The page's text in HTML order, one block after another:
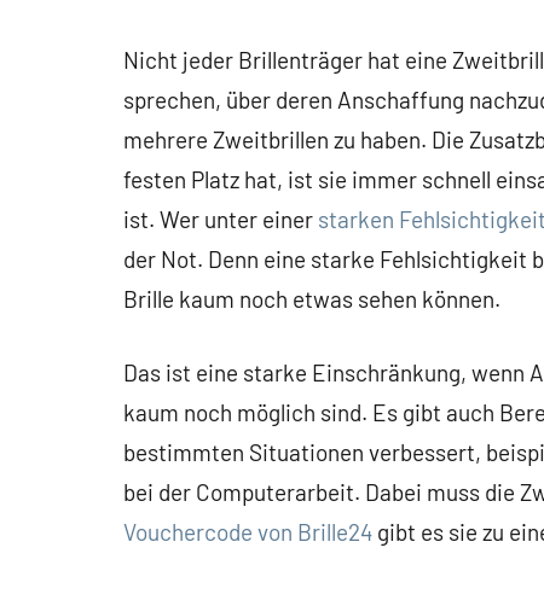
Nicht jeder Brillenträger hat eine
sprechen, über deren Anschaffung
mehrere Zweitbrillen zu haben. Die
festen Platz hat, ist sie immer schnell
ist. Wer unter einer starken Fehlsichtigkeit
der Not. Denn eine starke Fehlsichtigkeit
Brille kaum noch etwas sehen können.
Das ist eine starke Einschränkung, wenn
kaum noch möglich sind. Es gibt auch
bestimmten Situationen verbessert,
bei der Computerarbeit. Dabei muss die
Vouchercode von Brille24 gibt es sie zu